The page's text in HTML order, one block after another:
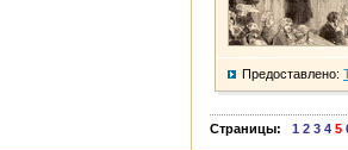
Предоставлено:
Страницы: 1 2 3 4 5